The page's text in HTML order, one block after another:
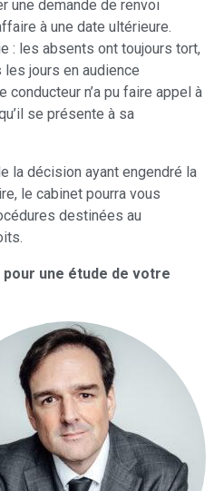
une demande de renvoi
à une date ultérieure.
: les absents ont toujours tort,
jours en audience
n’a pu faire appel à
se présente à sa
la décision ayant engendré la
le cabinet pourra vous
destinées au
une étude de votre